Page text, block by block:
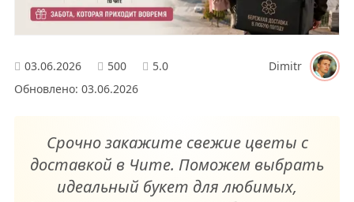
03.06.2026 500 5.0
Dimitr
Обновлено: 03.06.2026
Срочно закажите свежие цветы с
доставкой в Чите. Поможем выбрать
идеальный букет для любимых,